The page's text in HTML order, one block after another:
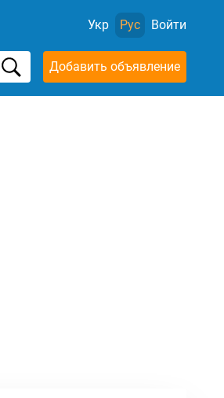
Укр Рус Войти
Добавить объявление